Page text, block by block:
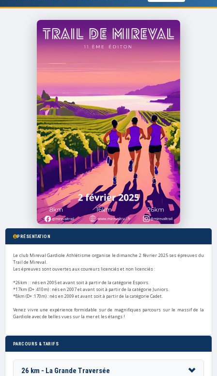
PRÉSENTATION
Le club Mireval Gardiole Athlétisme organise le dimanche 2 février 2025 ses épreuves du
Trail de Mireval.
Les épreuves sont ouvertes aux coureurs licenciés et non licenciés :
*26km : : nés en 2005 et avant soit à partir de la catégorie Espoirs.
*17km (D+ :410m) : nés en 2007 et avant soit à partir de la catégorie Juniors.
*8km (D+ :170m) : nés en 2009 et avant soit à partir de la catégorie Cadet.
Venez vivre une expérience formidable sur de magnifiques parcours sur le massif de la
Gardiole avec de belles vues sur la mer et les étangs !
PARCOURS & TARIFS
26 km - La Grande Traversée